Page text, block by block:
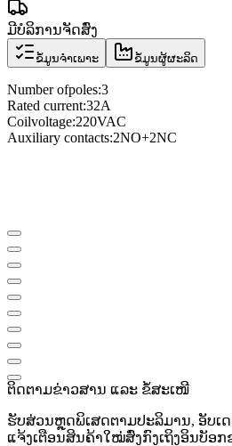
ມີບໍລິການຈັດສົ່ງ
ຂໍ້ມູນຈຳເພາະ ຂໍ້ມູນຜູ້ຜະລິດ
Number ofpoles:3
Rated current:32A
Coilvoltage:220VAC
Auxiliary contacts:2NO+2NC
ຕິດຕາມຂ່າວສານ ແລະ ຂໍ້ສະເໜີ
ຮັບສ່ວນຫຼຸດພິເສດຕາມປະລິມານ, ອັບເ
ແຈ້ງເຕືອນສິນຄ້າໃໝ່ສົ່ງກົງເຖິງອິນບັອກ